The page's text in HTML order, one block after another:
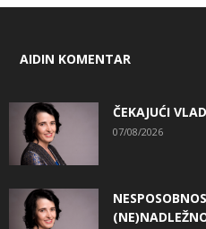
AIDIN KOMENTAR
ČEKAJUĆI
07/08/2026